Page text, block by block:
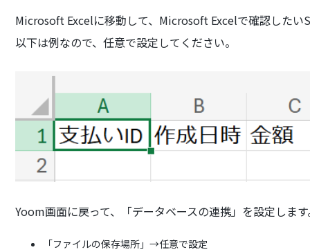
Microsoft Excelに移動して、Microsoft Excelで確認した
以下は例なので、任意で設定してください。
Yoom画面に戻って、「データベースの連携」を設定しま
「ファイルの保存場所」→任意で設定